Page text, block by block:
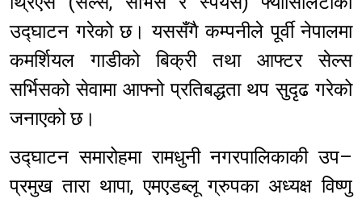
उद्घाटन गरेको छ। यससँगै कम्पनीले पूर्वी नेपालमा
कमर्शियल गाडीको बिक्री तथा आफ्टर सेल्स
सर्भिसको सेवामा आफ्नो प्रतिबद्धता थप सुदृढ गरेको
जनाएको छ।
उद्घाटन समारोहमा रामधुनी नगरपालिकाकी उप–
प्रमुख तारा थापा, एमएडब्लू ग्रुपका अध्यक्ष विष्णु